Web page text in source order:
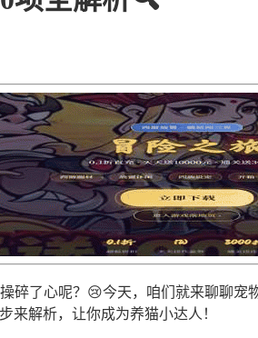
碎了心呢？😢今天，咱们就来聊聊
来解析，让你成为养猫小达人！